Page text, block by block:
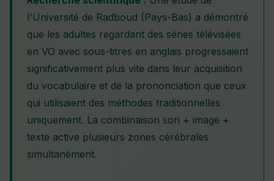
l'Université de Radboud (Pays-Bas) a démontré
que les adultes regardant des séries télévisées
en VO avec sous-titres en anglais progressaient
significativement plus vite dans leur acquisition
du vocabulaire et de la prononciation que ceux
qui utilisaient des méthodes traditionnelles
uniquement. La combinaison son + image +
texte active plusieurs zones cérébrales
simultanément.